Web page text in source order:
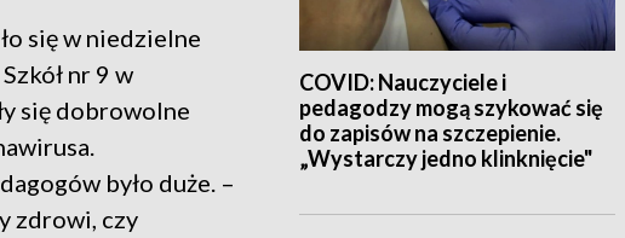
COVID: Nauczyciele i
pedagodzy mogą szykować się
do zapisów na szczepienie.
„Wystarczy jedno klinknięcie"
się w niedzielne
nr 9 w
się dobrowolne
było duże. –
zdrowi, czy